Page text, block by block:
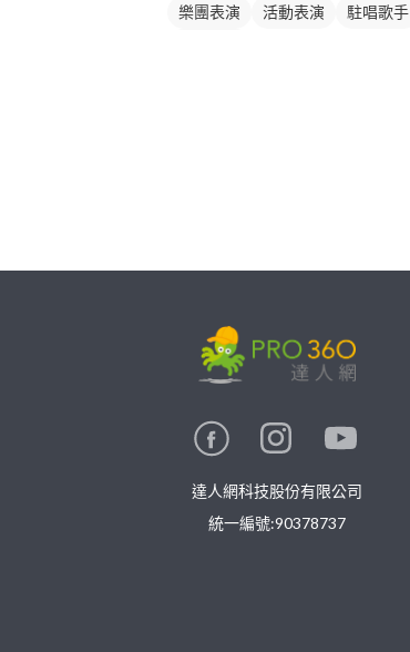
樂團表演 活動表演
駐唱歌手
達人網科技股份有限公司
統一編號:90378737